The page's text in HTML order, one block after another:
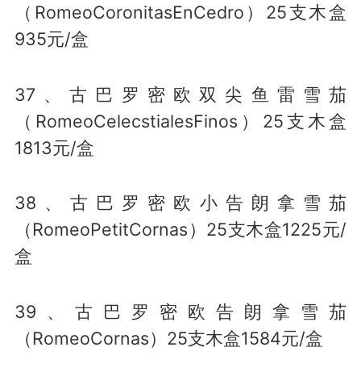
（RomeoCoronitasEnCedro）25支木盒
935元/盒
37、古巴罗密欧双尖鱼雷雪茄
（RomeoCelecstialesFinos）25支木盒
1813元/盒
38、古巴罗密欧小告朗拿雪茄
（RomeoPetitCornas）25支木盒1225元/
盒
39、古巴罗密欧告朗拿雪茄
（RomeoCornas）25支木盒1584元/盒